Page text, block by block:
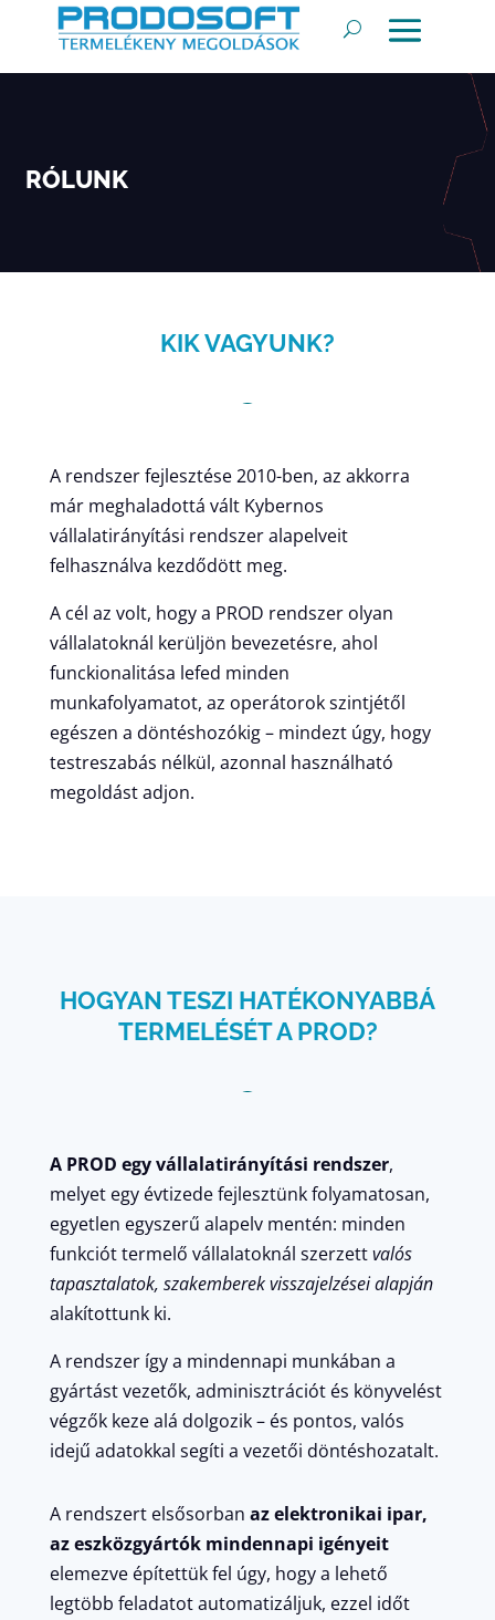
RÓLUNK
KIK VAGYUNK?
A rendszer fejlesztése 2010-ben, az akkorra
már meghaladottá vált Kybernos
vállalatirányítási rendszer alapelveit
felhasználva kezdődött meg.
A cél az volt, hogy a PROD rendszer olyan
vállalatoknál kerüljön bevezetésre, ahol
funckionalitása lefed minden
munkafolyamatot, az operátorok szintjétől
egészen a döntéshozókig – mindezt úgy, hogy
testreszabás nélkül, azonnal használható
megoldást adjon.
HOGYAN TESZI HATÉKONYABBÁ
TERMELÉSÉT A PROD?
A PROD egy vállalatirányítási rendszer,
melyet egy évtizede fejlesztünk folyamatosan,
egyetlen egyszerű alapelv mentén: minden
funkciót termelő vállalatoknál szerzettvalós
tapasztalatok, szakemberek visszajelzései alapján
alakítottunk ki.
A rendszer így a mindennapi munkában a
gyártást vezetők, adminisztrációt és könyvelést
végzők keze alá dolgozik – és pontos, valós
idejű adatokkal segíti a vezetői döntéshozatalt.
A rendszert elsősorban az elektronikai ipar,
az eszközgyártók mindennapi igényeit
elemezve építettük fel úgy, hogy a lehető
legtöbb feladatot automatizáljuk, ezzel időt